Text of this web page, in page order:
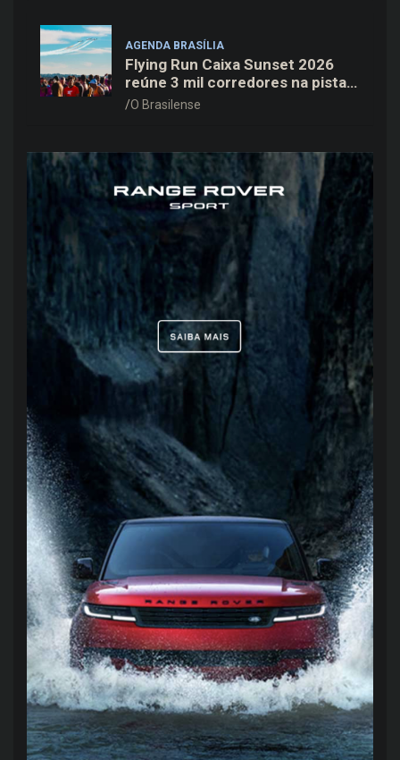
AGENDA BRASÍLIA
Flying Run Caixa Sunset 2026
reúne 3 mil corredores na pista
do Aeroporto de Brasília neste
O Brasilense